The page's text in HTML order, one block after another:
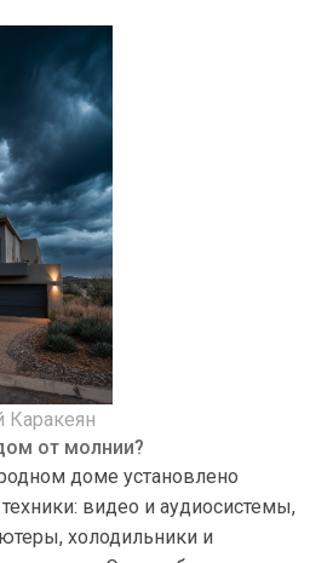
Каракеян
от молнии?
доме установлено
видео и аудиосистемы,
холодильники и